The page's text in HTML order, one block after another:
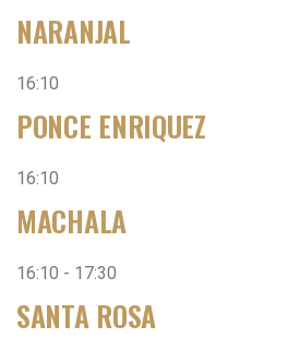
NARANJAL
16:10
PONCE ENRIQUEZ
16:10
MACHALA
16:10 - 17:30
SANTA ROSA